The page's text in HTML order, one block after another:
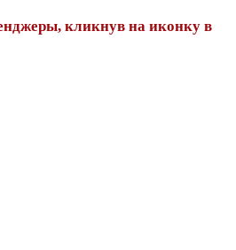
кликнув на иконку в